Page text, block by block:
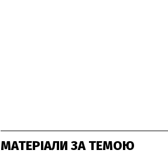
МАТЕРІАЛИ ЗА ТЕМОЮ